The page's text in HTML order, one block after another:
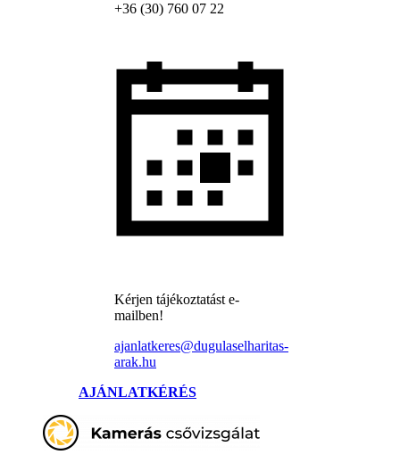
+36 (30) 760 07 22
Kérjen tájékoztatást e-
mailben!
ajanlatkeres@dugulaselharitas-
arak.hu
AJÁNLATKÉRÉS